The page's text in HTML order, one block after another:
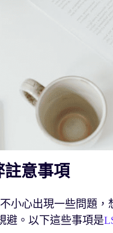
註意事項
小心出現一些問題
避。以下這些事項是